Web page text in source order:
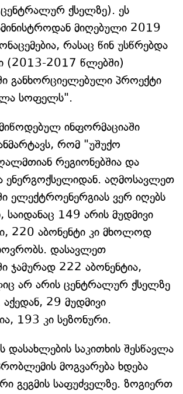
ქსელზე). ეს
მიღებული 2019
რასაც წინ უსწრებდა
(2013-2017 წლებში)
განხორციელებული პროექტი
სოფელს".
ინფორმაციაში
რომ "უშუქო
რეგიონებშია და
ენერგოქსელიდან. აღმოსავლეთ
ელექტროენერგიას ვერ იღებს
საიდანაც 149 არის მუდმივი
220 აბონენტი კი მხოლოდ
დასავლეთ
ჯამურად 222 აბონენტია,
არ არის ცენტრალურ ქსელზე
29 მუდმივი
193 კი სეზონური.
დასახლების საკითხის შესწავლა
მოგვარება ხდება
გეგმის საფუძველზე. ზოგიერთ